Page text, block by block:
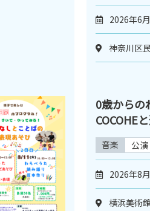
2026年6
神奈川区
0歳からの
COCOHE
音楽 公演
2026年8
横浜美術